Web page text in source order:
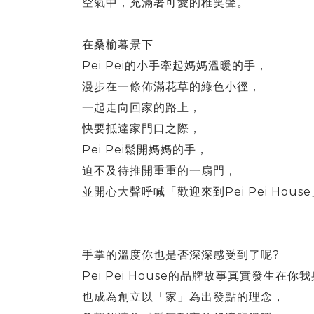
空氣中，充滿著可愛的稚笑聲。
在桑榆暮景下
Pei Pei的小手牽起媽媽溫暖的手，
漫步在一條佈滿花草的綠色小徑，
一起走向回家的路上，
快要抵達家門口之際，
Pei Pei鬆開媽媽的手，
迫不及待推開重重的一扇門，
並開心大聲呼喊「歡迎來到 Pei Pei House
手掌的溫度你也是否深深感受到了呢?
Pei Pei House的品牌故事真實發生在你我
也成為創立以「家」為出發點的理念，